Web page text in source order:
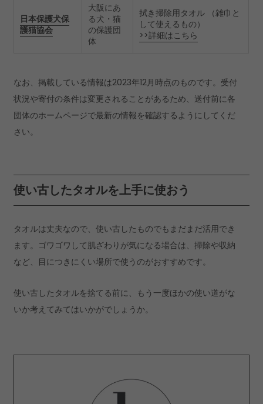
日本保護犬保
護猫協会
大阪にあ
る犬・猫
の保護団
体
拭き掃除用タオル （雑巾と
して使えるもの）
>>詳細はこちら
なお、掲載している情報は2023年12月時点のものです。受付
状況や寄付の条件は変更されることがあるため、送付前に各
団体のホームページで最新の情報を確認するようにしてくだ
さい。
使い古したタオルを上手に使おう
タオルは丈夫なので、使い古したものでもまだまだ活用でき
ます。ゴワゴワして肌ざわりが気になる場合は、掃除や収納
など、目につきにくい場所で使うのがおすすめです。
使い古したタオルを捨てる前に、もう一度ほかの使い道がな
いか考えてみてはいかがでしょうか。